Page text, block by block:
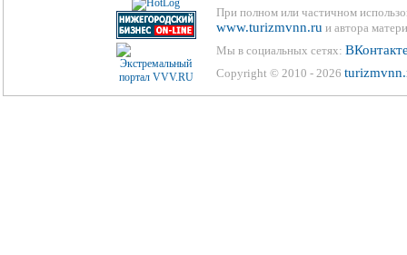
При полном или частичном
www.turizmvnn.ru и автора
Мы в социальных сетях:
Copyright © 2010 - 2026